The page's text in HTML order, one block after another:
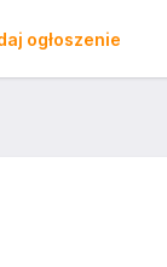
ogłoszenie